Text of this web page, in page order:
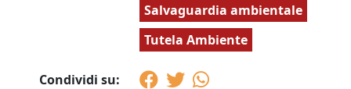
Salvaguardia ambientale
Tutela Ambiente
Condividi su: